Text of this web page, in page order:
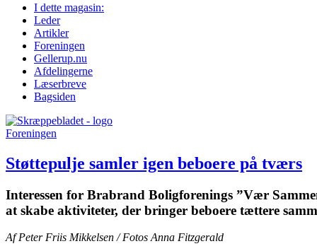
I dette magasin:
Leder
Artikler
Foreningen
Gellerup.nu
Afdelingerne
Læserbreve
Bagsiden
Foreningen
Støttepulje samler igen beboere på tværs
Interessen for Brabrand Boligforenings ”Vær
at skabe aktiviteter, der bringer beboere tættere
Af Peter Friis Mikkelsen / Fotos Anna Fitzgerald